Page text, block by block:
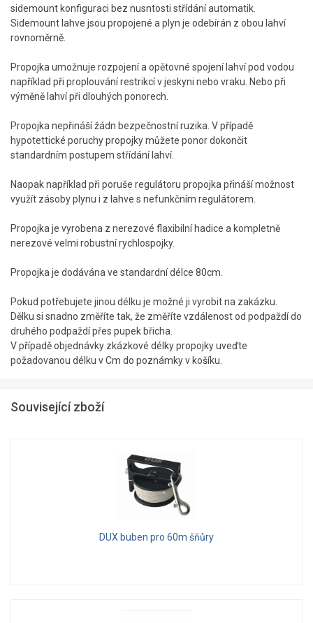
sidemount konfiguraci bez nusntosti střídání automatik.
Sidemount lahve jsou propojené a plyn je odebírán z obou lahví
rovnoměrně.
Propojka umožnuje rozpojení a opětovné spojení lahví pod vodou
například při proplouvání restrikcí v jeskyni nebo vraku. Nebo při
výměně lahví při dlouhých ponorech.
Propojka nepřináší žádn bezpečnostní ruzika. V případě
hypotettické poruchy propojky můžete ponor dokončit
standardním postupem střídání lahví.
Naopak například při poruše regulátoru propojka přináší možnost
využít zásoby plynu i z lahve s nefunkčním regulátorem.
Propojka je vyrobena z nerezové flaxibilní hadice a kompletně
nerezové velmi robustní rychlospojky.
Propojka je dodávána ve standardní délce 80cm.
Pokud potřebujete jinou délku je možné ji vyrobit na zakázku.
Dělku si snadno změříte tak, že změříte vzdálenost od podpaždí do
druhého podpaždí přes pupek břicha.
V případě objednávky zkázkové délky propojky uveďte
požadovanou délku v Cm do poznámky v košíku.
Související zboží
DUX buben pro 60m šňůry